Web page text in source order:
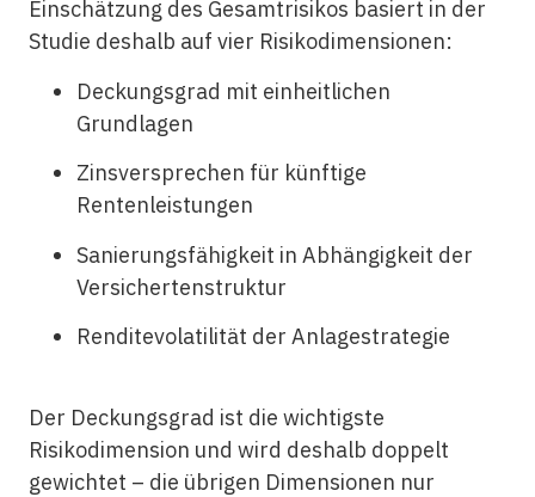
Einschätzung des Gesamtrisikos basiert in der
Studie deshalb auf vier Risikodimensionen:
Deckungsgrad mit einheitlichen
Grundlagen
Zinsversprechen für künftige
Rentenleistungen
Sanierungsfähigkeit in Abhängigkeit der
Versichertenstruktur
Renditevolatilität der Anlagestrategie
Der Deckungsgrad ist die wichtigste
Risikodimension und wird deshalb doppelt
gewichtet – die übrigen Dimensionen nur